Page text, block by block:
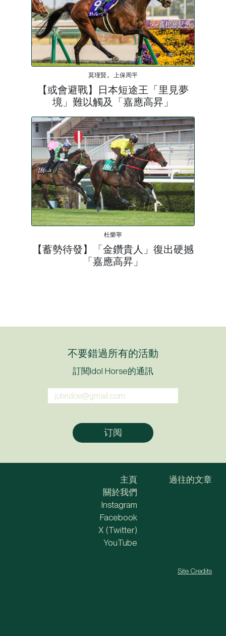
莫瑾賢, 上保周平
【或會避戰】日本短途王「里見夢
境」難以觸及「嘉應高昇」
杜樂寧
【蓄勢待發】「金鑽貴人」復出硬撼
「嘉應高昇」
不要錯過所有的活動
訂閱Idol Horse的通訊
主頁
關於我們
過往的文章
Instagram
Facebook
X (Twitter)
YouTube
Site Credits